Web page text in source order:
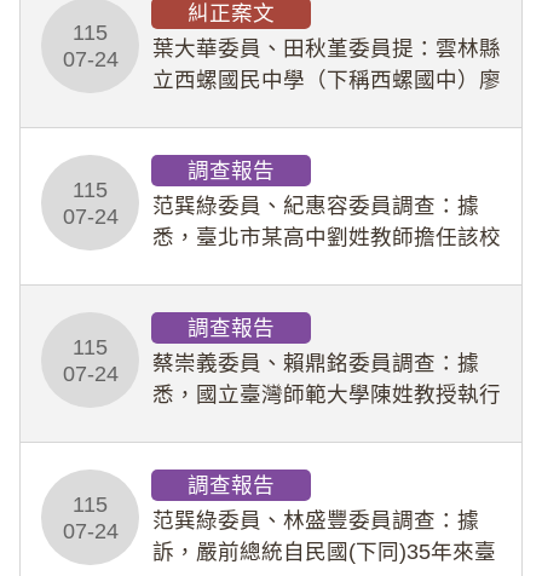
業把關與糾錯功能，不僅首份調查報
告漏未審酌師生不
115
07-24
糾正案文
葉大華委員、田秋堇委員提：雲林縣
立西螺國民中學（下稱西螺國中）廖
教羽球隊學生等行為，歷經該校校園
事件處理會議（下
115
07-24
調查報告
范巽綠委員、紀惠容委員調查：據
悉，臺北市某高中劉姓教師擔任該校
行拍攝特定樣態性影像並以手機傳送
劉師。該生因畏懼成
115
07-24
調查報告
蔡崇義委員、賴鼎銘委員調查：據
悉，國立臺灣師範大學陳姓教授執行
術倫理等情案調查報告。(115教調
31)
115
07-24
調查報告
范巽綠委員、林盛豐委員調查：據
訴，嚴前總統自民國(下同)35年來臺